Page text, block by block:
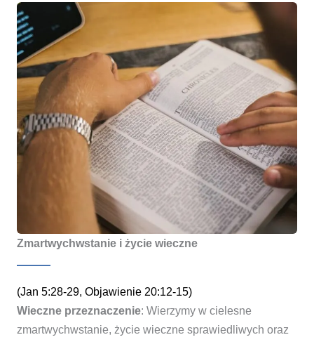
Zmartwychwstanie i życie wieczne
(Jan 5:28-29, Objawienie 20:12-15)
Wieczne przeznaczenie: Wierzymy w cielesne
zmartwychwstanie, życie wieczne sprawiedliwych oraz